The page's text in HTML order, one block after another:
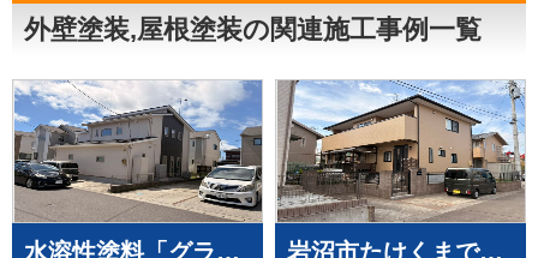
外壁塗装
屋根塗装
外壁塗装,屋根塗装の関連施工事例一覧
水溶性塗料「グランデ無機」を、屋根・外壁塗装（外壁はデコラトーン工法）にて施工させていただきました（大崎市古川） 岩沼市たけくまで、外壁にウルトラペイントシリーズ無機塗料「ウルトラMUKI＋ウルトラTOP」と、屋根に「ウルトラルーフ＋ウルトラTOP」にて塗装させていただきました。